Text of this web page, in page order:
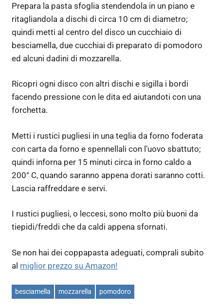
Prepara la pasta sfoglia stendendola in un piano e
ritagliandola a dischi di circa 10 cm di diametro;
quindi metti al centro del disco un cucchiaio di
besciamella, due cucchiai di preparato di pomodoro
ed alcuni dadini di mozzarella.
Ricopri ogni disco con altri dischi e sigilla i bordi
facendo pressione con le dita ed aiutandoti con una
forchetta.
Metti i rustici pugliesi in una teglia da forno foderata
con carta da forno e spennellali con l’uovo sbattuto;
quindi inforna per 15 minuti circa in forno caldo a
200° C, quando saranno appena dorati saranno cotti.
Lascia raffreddare e servi.
I rustici pugliesi, o leccesi, sono molto più buoni da
tiepidi/freddi che da caldi appena sfornati.
Se non hai dei coppapasta adeguati, comprali subito
al miglior prezzo su Amazon!
besciamella mozzarella pomodoro